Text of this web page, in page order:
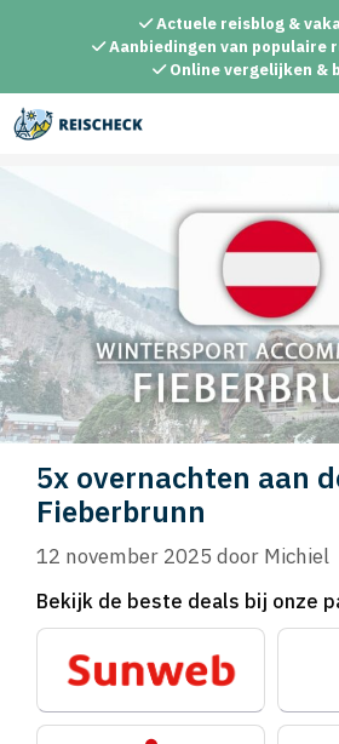
inhoud
Actuele reisblog &
Aanbiedingen van populaire
Online vergelijken &
5x overnachten aan
Fieberbrunn
12 november 2025 door Michiel
Bekijk de beste deals bij onze